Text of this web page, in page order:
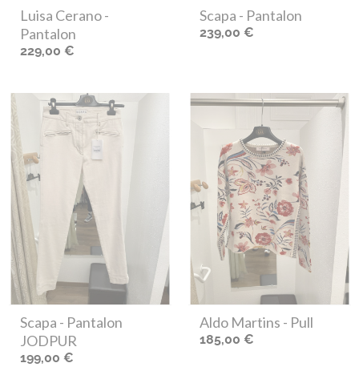
Luisa Cerano-
Pantalon
229,00 €
Scapa - Pantalon
239,00 €
Scapa - Pantalon
JODPUR
199,00 €
Aldo Martins - Pull
185,00 €